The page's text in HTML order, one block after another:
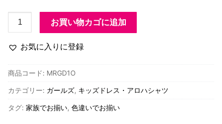
MRGD1O
子
供
ワ
イ
ア
お買い物カゴに追加
お気に入りに登録
商品コード: MRGD1O
カテゴリー: ガールズ, キッズドレス・アロハシャツ
タグ: 家族でお揃い, 色違いでお揃い